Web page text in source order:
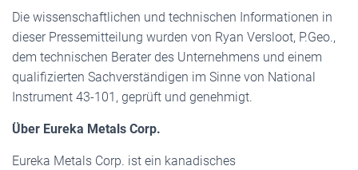
Die wissenschaftlichen und technischen Informationen in
dieser Pressemitteilung wurden von Ryan Versloot, P.Geo.,
dem technischen Berater des Unternehmens und einem
qualifizierten Sachverständigen im Sinne von National
Instrument 43-101, geprüft und genehmigt.
Über Eureka Metals Corp.
Eureka Metals Corp. ist ein kanadisches